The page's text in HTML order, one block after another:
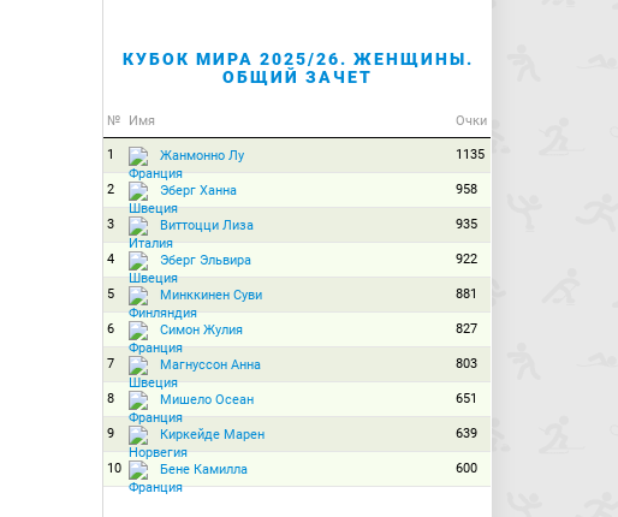
КУБОК МИРА 2025/26. ЖЕНЩИНЫ.
ОБЩИЙ ЗАЧЕТ
№ Имя Очки
1 Жанмонно Лу 1135
2 Эберг Ханна 958
3 Виттоцци Лиза 935
4 Эберг Эльвира 922
5 Минккинен Суви 881
6 Симон Жулия 827
7 Магнуссон Анна 803
8 Мишело Осеан 651
9 Киркейде Марен 639
10 Бене Камилла 600